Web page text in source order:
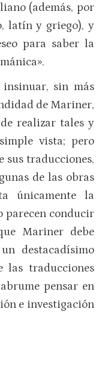
(además, por
latín y griego), y
para saber la
sin más
de Mariner,
realizar tales y
vista; pero
sus traducciones,
de las obras
únicamente la
parecen conducir
Mariner debe
destacadísimo
traducciones
pensar en
e investigación